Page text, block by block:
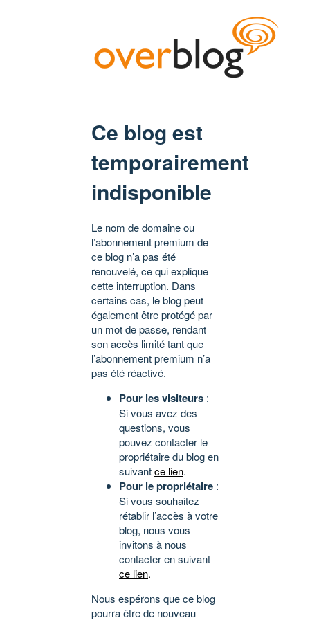
Ce blog est
temporairement
indisponible
Le nom de domaine ou
l’abonnement premium de
ce blog n’a pas été
renouvelé, ce qui explique
cette interruption. Dans
certains cas, le blog peut
également être protégé par
un mot de passe, rendant
son accès limité tant que
l’abonnement premium n’a
pas été réactivé.
Pour les visiteurs :
Si vous avez des
questions, vous
pouvez contacter le
propriétaire du blog en
suivantce lien.
Pour le propriétaire :
Si vous souhaitez
rétablir l’accès à votre
blog, nous vous
invitons à nous
contacter en suivant
ce lien.
Nous espérons que ce blog
pourra être de nouveau